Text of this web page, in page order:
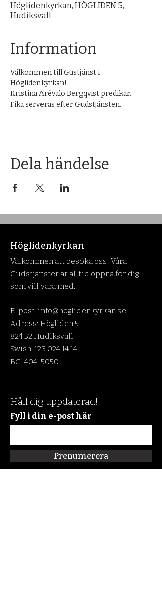
Höglidenkyrkan, HÖGLIDEN 5,
Hudiksvall
Information
Välkommen till Gustjänst i
Höglidenkyrkan!
Kristina Arévalo Bergqvist predikar.
Fika serveras efter Gudstjänsten.
Dela händelse
Höglidenkyrkan
Välkommen att besöka oss! Våra
Gudstjänster är alltid öppna för dig
som vill vara med.
E-post: info@hoglidenkyrkan.se
Adress: Högliden 5
824 52 Hudiksvall
Swish: 123 024 14 14
BG:404-5050
Håll dig uppdaterad!
Fyll i din e-post här
Prenumerera